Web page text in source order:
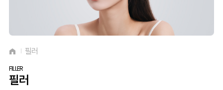
필러
FILLER
필러